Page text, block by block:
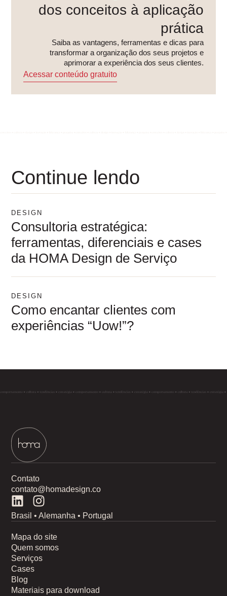
dos conceitos à aplicação
prática
Saiba as vantagens, ferramentas e dicas para
transformar a organização dos seus projetos e
aprimorar a experiência dos seus clientes.
Acessar conteúdo gratuito
Continue lendo
DESIGN
Consultoria estratégica:
ferramentas, diferenciais e cases
da HOMA Design de Serviço
DESIGN
Como encantar clientes com
experiências “Uow!”?
Contato
contato@homadesign.co
Brasil • Alemanha • Portugal
Mapa do site
Quem somos
Serviços
Cases
Blog
Materiais para download